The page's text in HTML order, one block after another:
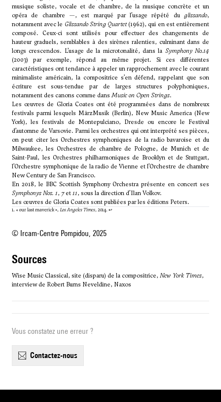
musique soliste, vocale et de chambre, de la musique concrète et un
opéra de chambre —, est marqué par l’usage répété du glissando,
notamment avec le Glissando String Quartet(1962), qui en est entièrement
composé. Ceux-ci sont utilisés pour effectuer des changements de
hauteur graduels, semblables à des sirènes ralenties, culminant dans de
longs crescendos. L’usage de la microtonalité, dans la Symphony No.14
(2003) par exemple, répond au même projet. Si ces différentes
caractéristiques ont tendance à appeler un rapprochement avec le courant
minimaliste américain, la compositrice s’en défend, rappelant que son
écriture est sous-tendue par de larges structures polyphoniques,
notamment des canons comme dans Music on Open Strings.
Les œuvres de Gloria Coates ont été programmées dans de nombreux
festivals parmi lesquels MärzMusik (Berlin), New Music America (New
York), les festivals de Montepulciano, Dresde ou encore le Festival
d’automne de Varsovie. Parmi les orchestres qui ont interprété ses pièces,
on peut citer les Orchestres symphoniques de la radio bavaroise et du
Milwaukee, les Orchestres de chambre de Pologne, de Munich et de
Saint-Paul, les Orchestres philharmoniques de Brooklyn et de Stuttgart,
l’Orchestre symphonique de la radio de Vienne et l’Orchestre de chambre
New Century de San Francisco.
En 2018, le BBC Scottish Symphony Orchestra présente en concert ses
Symphonys Nos. 1, 7et11, sous la direction d’Ilan Volkov.
Les œuvres de Gloria Coates sont publiées par les éditions Peters.
1. « our last maverick », Los Angeles Times, 2014. ↩
© Ircam-Centre Pompidou, 2025
sources
Wise Music Classical, site (disparu) de la compositrice, New York Times,
interview de Robert Burns Neveldine, Naxos
Vous constatez une erreur ?
contactez-nous